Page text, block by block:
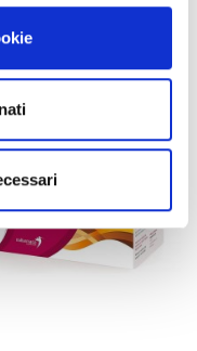
contenuti ed
inoltre
il nostro sito con i
dei dati web,
combinarle
loro o che hanno
carrello